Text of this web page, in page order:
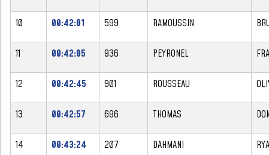
10 00:42:01 599 RAMOUSSIN
11 00:42:05 936 PEYRONEL
12 00:42:45 901 ROUSSEAU
13 00:42:57 696 THOMAS
14 00:43:24 207 DAHMANI